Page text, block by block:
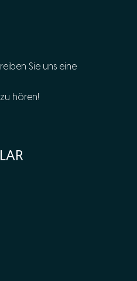
Sie uns eine
hören!